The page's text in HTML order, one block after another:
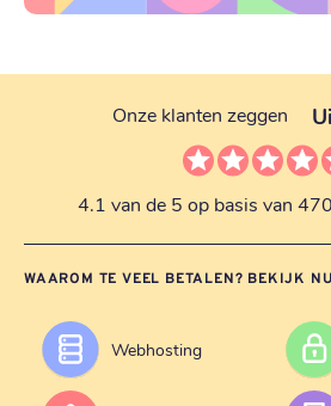
Onze klanten zeggen
4.1 van de 5 op basis van
WAAROM TE VEEL BETALEN? BEKIJK
Webhosting